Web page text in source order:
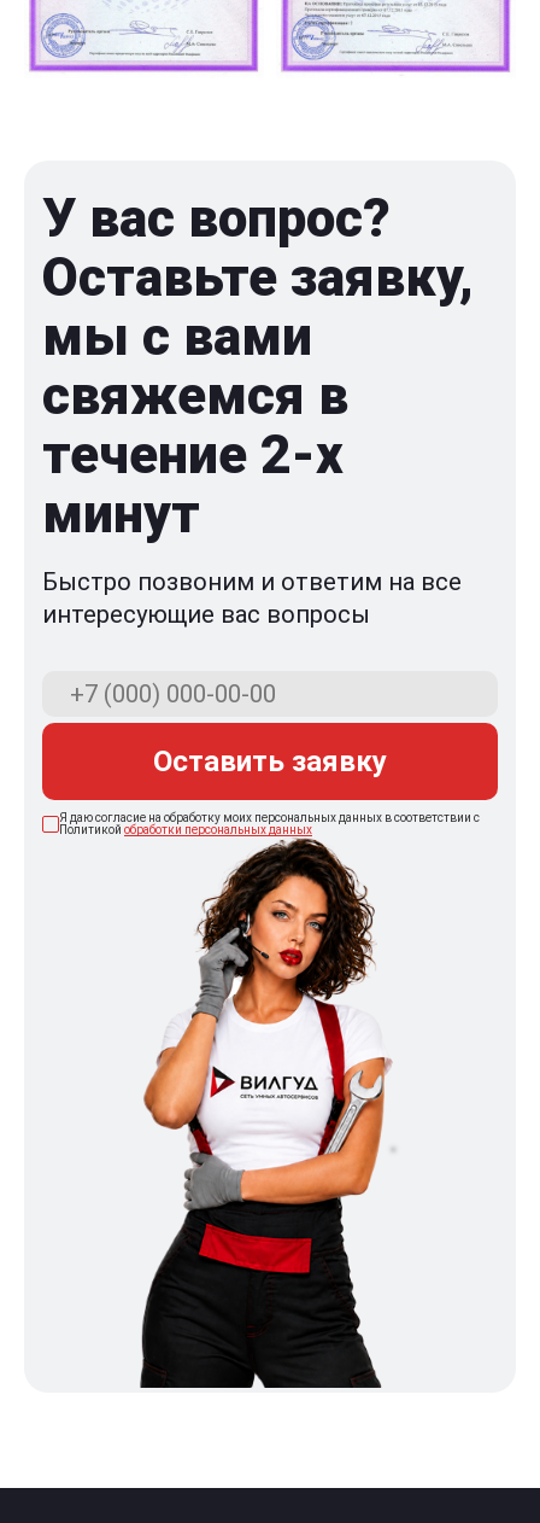
У вас вопрос?
Оставьте заявку,
мы с вами
свяжемся в
течение 2-x
минут
Быстро позвоним и ответим на все
интересующие вас вопросы
Оставить заявку
Я даю согласие на обработку моих персональных данных в соответствии с
Политикой обработки персональных данных